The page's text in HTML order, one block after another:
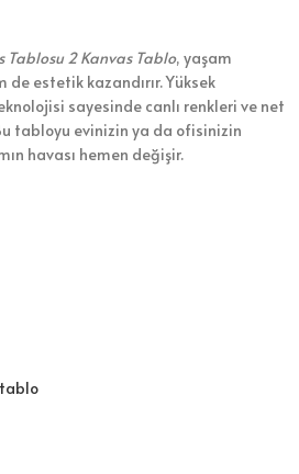
Tablosu 2 Kanvas Tablo, yaşam
de estetik kazandırır. Yüksek
sayesinde canlı renkleri ve net
tabloyu evinizin ya da ofisinizin
havası hemen değişir.
ve dayanıklı ahşap şase
tabloyu koruyucu vernikle kaplayarak
uzun ömür sağlıyoruz. Ürünü duvara